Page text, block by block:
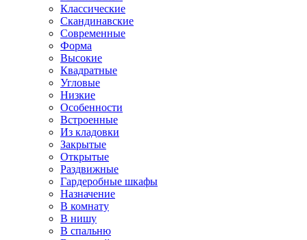
Классические
Скандинавские
Современные
Форма
Высокие
Квадратные
Угловые
Низкие
Особенности
Встроенные
Из кладовки
Закрытые
Открытые
Раздвижные
Гардеробные шкафы
Назначение
В комнату
В нишу
В спальню